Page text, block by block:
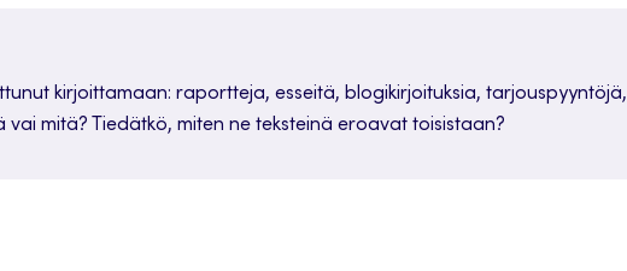
kirjoittamaan: raportteja, esseitä, blogikirjoituksia, tarjouspyyntöjä,
mitä? Tiedätkö, miten ne teksteinä eroavat toisistaan?